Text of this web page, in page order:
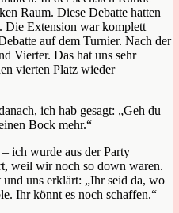
Raum. Diese Debatte hatten
Die Extension war komplett
auf dem Turnier. Nach der
Vierter. Das hat uns sehr
vierten Platz wieder
ich hab gesagt: „Geh du
Bock mehr.“
– ich wurde aus der Party
weil wir noch so down waren.
und uns erklärt: „Ihr seid da, wo
. Ihr könnt es noch schaffen.“